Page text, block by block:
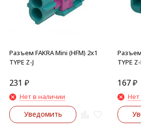
Разъем FAKRA Mini (HFM) 2x1
TYPE Z-J
231 ₽
Нет в наличии
Уведомить
Разъем
TYPE
167₽
Нет